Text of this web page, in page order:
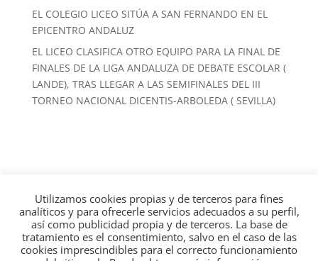
EL COLEGIO LICEO SITÚA A SAN FERNANDO EN EL
EPICENTRO ANDALUZ
EL LICEO CLASIFICA OTRO EQUIPO PARA LA FINAL DE
FINALES DE LA LIGA ANDALUZA DE DEBATE ESCOLAR (
LANDE), TRAS LLEGAR A LAS SEMIFINALES DEL III
TORNEO NACIONAL DICENTIS-ARBOLEDA ( SEVILLA)
Calle Real, 225, 11100 San Fernando, Cádiz · 956 88
13 22
Utilizamos cookies propias y de terceros para fines
analíticos y para ofrecerle servicios adecuados a su perfil,
así como publicidad propia y de terceros. La base de
tratamiento es el consentimiento, salvo en el caso de las
cookies imprescindibles para el correcto funcionamiento